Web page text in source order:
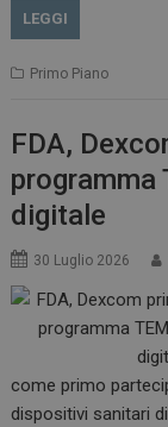
LEGGI
Primo Piano
FDA,
programma
digitale
30 Luglio 2026
come primo
dispositivi sanitari